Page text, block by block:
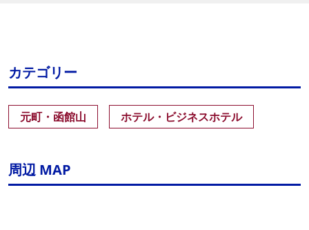
カテゴリー
元町・函館山 ホテル・ビジネスホテル
周辺 MAP